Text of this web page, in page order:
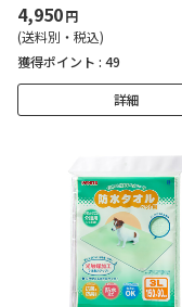
4,950円
(送料別・税込)
獲得ポイント : 49
詳細